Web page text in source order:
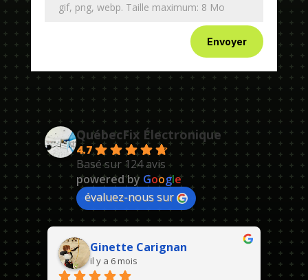
gif, png, webp. Taille maximum: 8 Mo
Envoyer
QuébecFix Électronique
4.7
Basé sur 124 avis
powered by Google
évaluez-nous sur
Ginette Carignan
il y a 6 mois